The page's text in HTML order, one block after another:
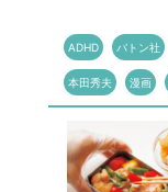
ADHD バトン社
本田秀夫 漫画